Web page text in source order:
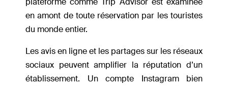
en amont de toute réservation par les touristes
du monde entier.
Les avis en ligne et les partages sur les réseaux
sociaux peuvent amplifier la réputation d’un
établissement. Un compte Instagram bien